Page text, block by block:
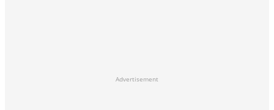
Advertisement